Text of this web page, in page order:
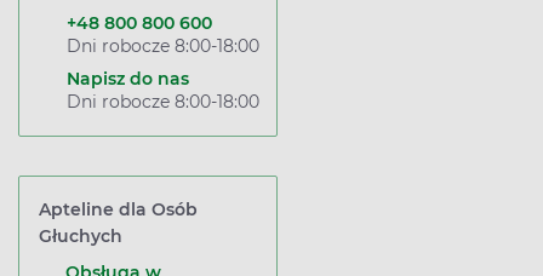
+48 800 800 600
Dni robocze 8:00-18:00
Napisz do nas
Dni robocze 8:00-18:00
Apteline dla Osób
Głuchych